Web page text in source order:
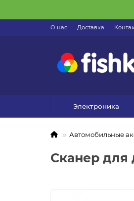
О нас Доставка
Электроника
Автомобильные
Сканер для